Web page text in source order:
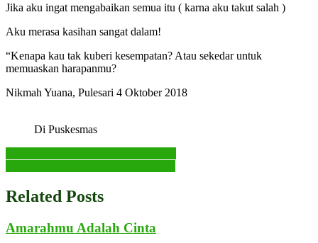
Jika aku ingat mengabaikan semua itu ( karna aku takut salah )
Aku merasa kasihan sangat dalam!
“Kenapa kau tak kuberi kesempatan? Atau sekedar untuk
memuaskan harapanmu?
Nikmah Yuana, Pulesari 4 Oktober 2018
Di Puskesmas
Post
navigation
Related Posts
Amarahmu Adalah Cinta